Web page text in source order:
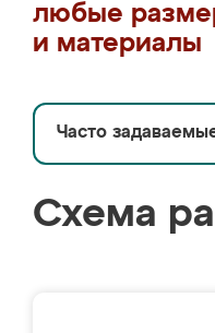
любые
и материалы
Часто
Схема